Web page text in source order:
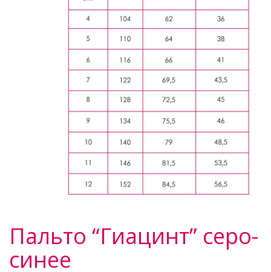
Пальто “Гиацинт” серо-
синее